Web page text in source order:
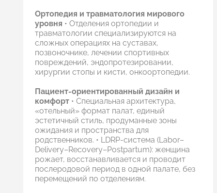
Ортопедия и травматология мирового
уровня • Отделения ортопедии и
травматологии специализируются на
сложных операциях на суставах,
позвоночнике, лечении спортивных
повреждений, эндопротезировании,
хирургии стопы и кисти, онкоортопедии.
Пациент-ориентированный дизайн и
комфорт • Специальная архитектура,
«отельный» формат палат, единый
эстетичный стиль, продуманные зоны
ожидания и пространства для
родственников. • LDRP-система (Labor–
Delivery–Recovery–Postpartum): женщина
рожает, восстанавливается и проводит
послеродовой период в одной палате, без
перемещений по отделениям.